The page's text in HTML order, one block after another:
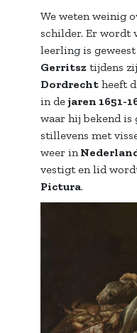
We weten weinig
schilder. Er wordt
leerling is
Gerritsztijdens
Dordrechtheeft
in de jaren 1651-
waar hij bekend is
stillevens met
weer in
vestigt en lid
Pictura.